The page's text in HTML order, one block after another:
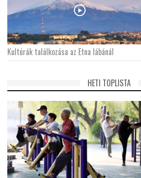
Kultúrák találkozása az Etna lábánál
HETI TOPLISTA